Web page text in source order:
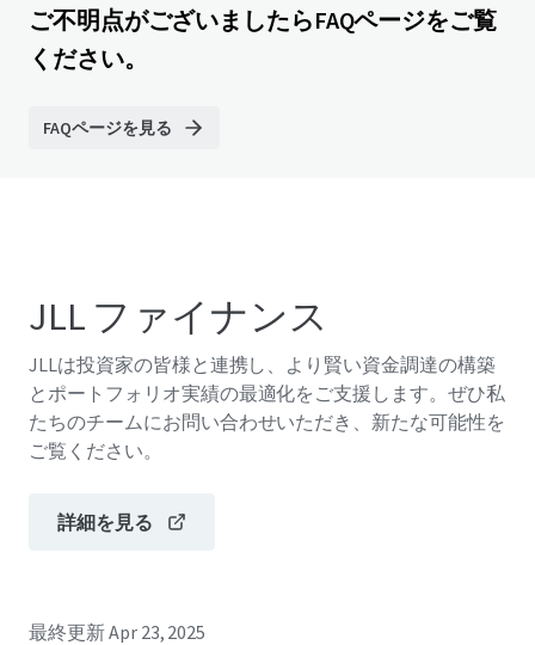
ご不明点がございましたらFAQページをご覧
ください。
FAQページを見る
JLL ファイナンス
JLLは投資家の皆様と連携し、より賢い資金調達の構築
とポートフォリオ実績の最適化をご支援します。ぜひ私
たちのチームにお問い合わせいただき、新たな可能性を
ご覧ください。
詳細を見る
最終更新Apr 23, 2025